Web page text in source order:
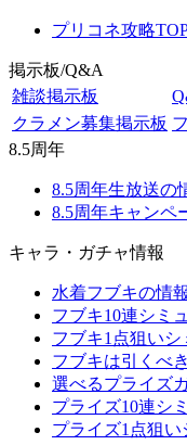
プリコネ攻略
掲示板/Q&A
雑談掲示板
クラメン募集掲示板
8.5周年
8.5周年生放送の
8.5周年キャンペ
キャラ・ガチャ情報
水着フブキの情報
フブキ10連シミュ
フブキ1点狙いシ
フブキは引くべ
選べるプライズ
プライズ10連シ
プライズ1点狙い